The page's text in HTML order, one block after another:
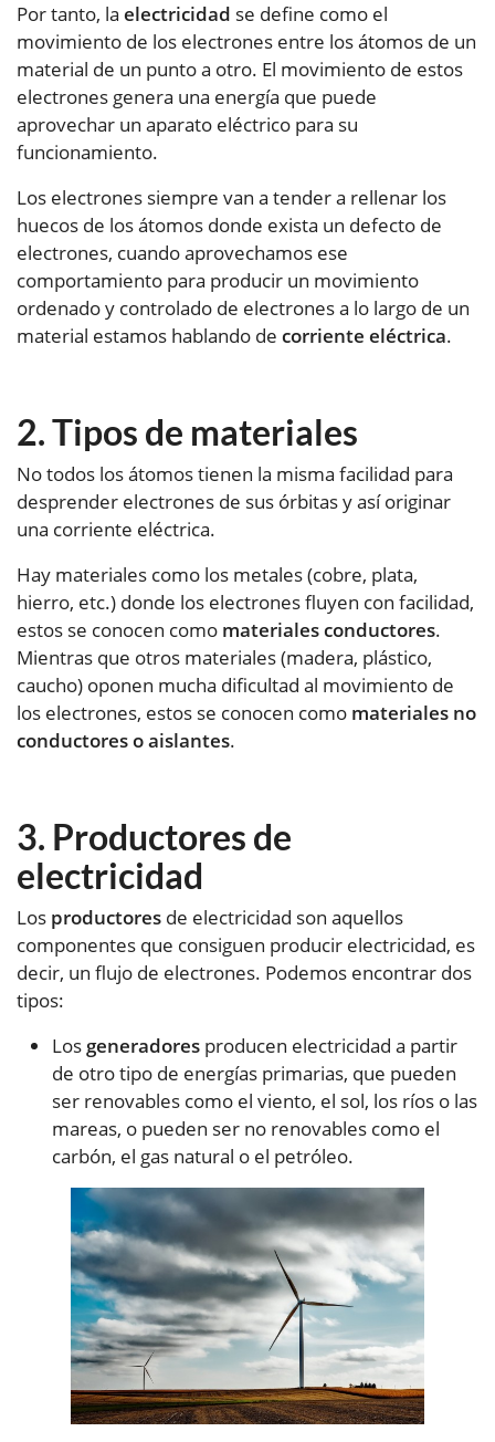
Por tanto, la electricidad se define como el
movimiento de los electrones entre los átomos de un
material de un punto a otro. El movimiento de estos
electrones genera una energía que puede
aprovechar un aparato eléctrico para su
funcionamiento.
Los electrones siempre van a tender a rellenar los
huecos de los átomos donde exista un defecto de
electrones, cuando aprovechamos ese
comportamiento para producir un movimiento
ordenado y controlado de electrones a lo largo de un
material estamos hablando de corriente eléctrica.
Tipos de materiales
No todos los átomos tienen la misma facilidad para
desprender electrones de sus órbitas y así originar
una corriente eléctrica.
Hay materiales como los metales (cobre, plata,
hierro, etc.) donde los electrones fluyen con facilidad,
estos se conocen como materiales conductores.
Mientras que otros materiales (madera, plástico,
caucho) oponen mucha dificultad al movimiento de
los electrones, estos se conocen como materiales no
conductores o aislantes.
Productores de
electricidad
Los productores de electricidad son aquellos
componentes que consiguen producir electricidad, es
decir, un flujo de electrones. Podemos encontrar dos
tipos:
Los generadores producen electricidad a partir
de otro tipo de energías primarias, que pueden
ser renovables como el viento, el sol, los ríos o las
mareas, o pueden ser no renovables como el
carbón, el gas natural o el petróleo.